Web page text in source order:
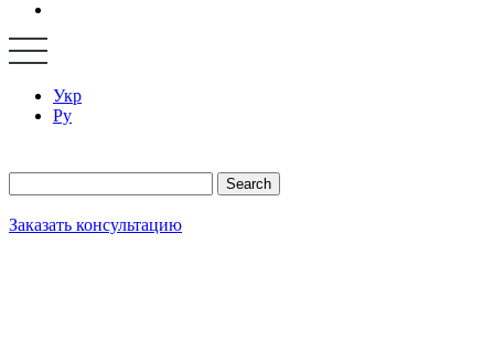
Укр
Ру
Search
Заказать консультацию